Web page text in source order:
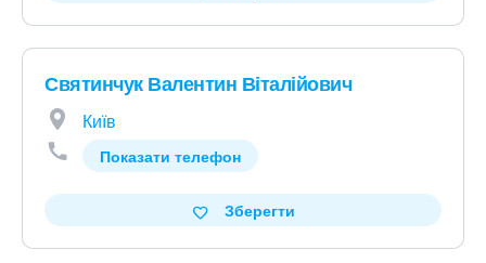
Святинчук Валентин Віталійович
Київ
Показати телефон
Зберегти